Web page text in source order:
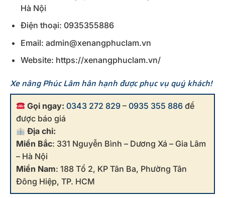
Hà Nội
Điện thoại: 0935355886
Email: admin@xenangphuclam.vn
Website: https://xenangphuclam.vn/
Xe nâng Phúc Lâm hân hạnh được phục vụ quý khách!
Gọi ngay: 0343 272 829 –0935 355 886 để
được báo giá
Địa chỉ:
Miền Bắc: 331 Nguyễn Bình – Dương Xá – Gia Lâm
– Hà Nội
Miền Nam: 188 Tổ 2, KP Tân Ba, Phường Tân
Đông Hiệp, TP. HCM